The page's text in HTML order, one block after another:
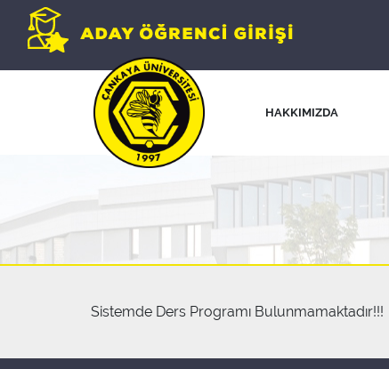
HAKKIMIZDA
Sistemde Ders Programı Bulunmamaktadır!!!